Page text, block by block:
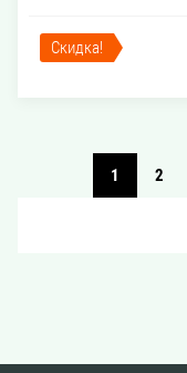
Скидка!
1 2